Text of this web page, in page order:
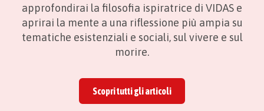
approfondirai la filosofia ispiratrice di VIDAS e
aprirai la mente a una riflessione più ampia su
tematiche esistenziali e sociali, sul vivere e sul
morire.
Scopri tutti gli articoli